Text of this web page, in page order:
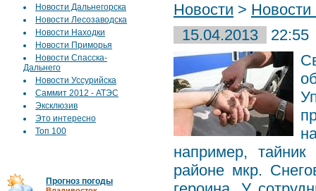
Новости Дальнегорска
Новости Лесозаводска
Новости Находки
Новости Приморья
Новости Спасска-
Дальнего
Новости Уссурийска
Саммит 2012 - АТЭС
Эксклюзив
Это интересно
Топ 100
Прогноз погоды
Новости >
15.04.2013
22:55
например,
районе мкр.